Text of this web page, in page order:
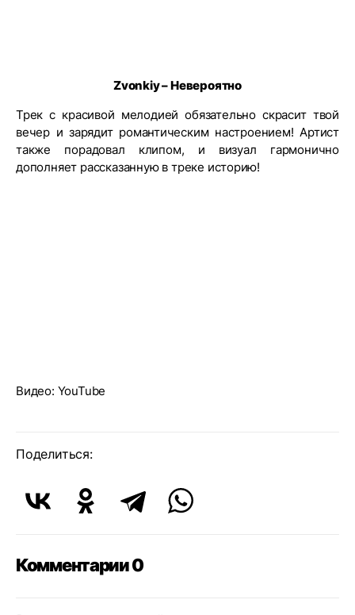
Zvonkiy – Невероятно
Трек с красивой мелодией обязательно скрасит твой
вечер и зарядит романтическим настроением! Артист
также порадовал клипом, и визуал гармонично
дополняет рассказанную в треке историю!
Видео: YouTube
Поделиться:
Комментарии 0